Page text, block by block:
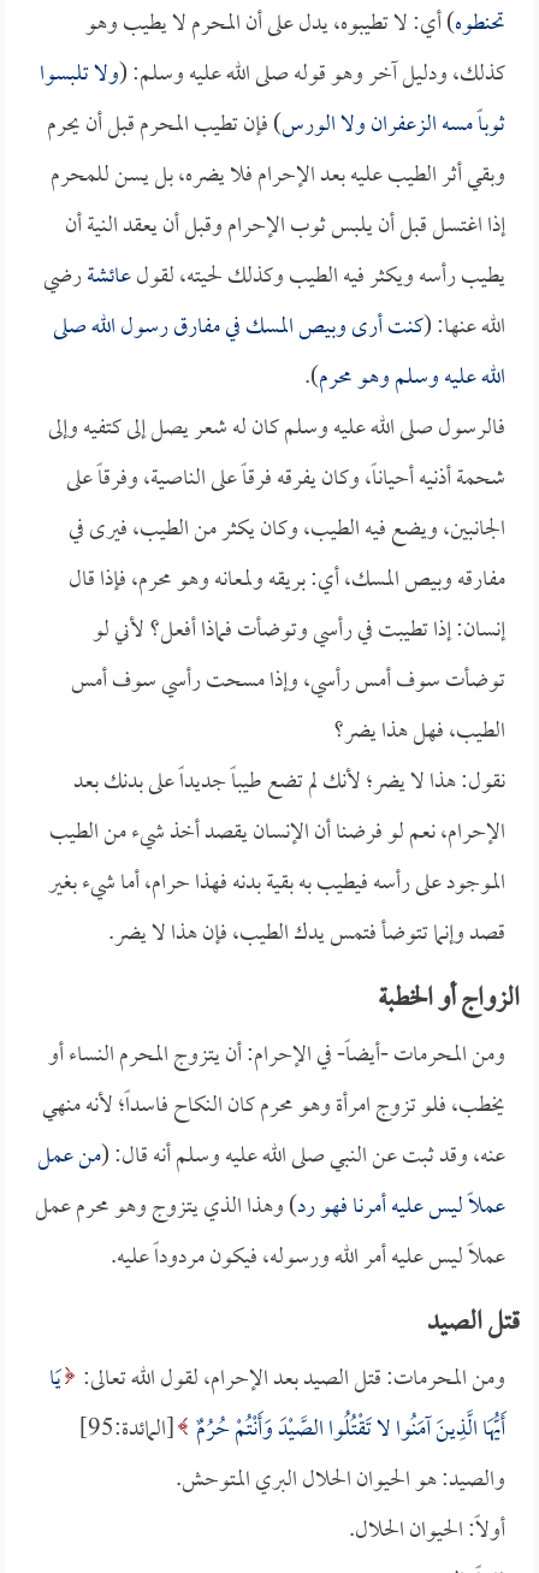
تحنطوه) أي: لا تطيبوه، يدل على أن المحرم لا يطيب وهو
كذلك، ودليل آخر وهو قوله صلى الله عليه وسلم: (ولا تلبسوا
ثوباً مسه الزعفران ولا الورس) فإن تطيب المحرم قبل أن يحرم
وبقي أثر الطيب عليه بعد الإحرام فلا يضره، بل يسن للمحرم
إذا اغتسل قبل أن يلبس ثوب الإحرام وقبل أن يعقد النية أن
يطيب رأسه ويكثر فيه الطيب وكذلك لحيته، لقولعائشةرضي
الله عنها: (كنت أرى وبيص المسك في مفارق رسول الله صلى
الله عليه وسلم وهو محرم).
فالرسول صلى الله عليه وسلم كان له شعر يصل إلى كتفيه وإلى
شحمة أذنيه أحياناً، وكان يفرقه فرقاً على الناصية، وفرقاً على
الجانبين، ويضع فيه الطيب، وكان يكثر من الطيب، فيرى في
مفارقه وبيص المسك، أي: بريقه ولمعانه وهو محرم، فإذا قال
إنسان: إذا تطيبت في رأسي وتوضأت فماذا أفعل؟ لأني لو
توضأت سوف أمس رأسي، وإذا مسحت رأسي سوف أمس
الطيب، فهل هذا يضر؟
نقول: هذا لا يضر؛ لأنك لم تضع طيباً جديداً على بدنك بعد
الإحرام، نعم لو فرضنا أن الإنسان يقصد أخذ شيء من الطيب
الموجود على رأسه فيطيب به بقية بدنه فهذا حرام، أما شيء بغير
قصد وإنما تتوضأ فتمس يدك الطيب، فإن هذا لا يضر.
الزواج أو الخطبة
ومن المحرمات -أيضاً- في الإحرام: أن يتزوج المحرم النساء أو
يخطب، فلو تزوج امرأة وهو محرم كان النكاح فاسداً؛ لأنه منهي
عنه، وقد ثبت عن النبي صلى الله عليه وسلم أنه قال: (من عمل
عملاً ليس عليه أمرنا فهو رد) وهذا الذي يتزوج وهو محرم عمل
عملاً ليس عليه أمر الله ورسوله، فيكون مردوداً عليه.
قتل الصيد
ومن المحرمات: قتل الصيد بعد الإحرام، لقول الله تعالى: يَا
أَيُّهَا الَّذِينَ آمَنُوا لا تَقْتُلُوا الصَّيْدَ وَأَنْتُمْ حُرُمٌ
[المائدة:95]
والصيد: هو الحيوان الحلال البري المتوحش.
أولاً: الحيوان الحلال.